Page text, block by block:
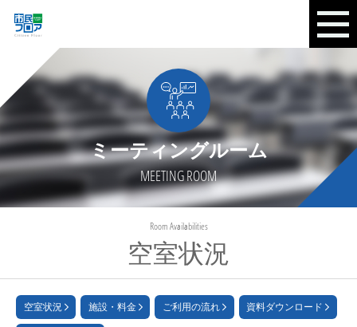
ミーティングルーム
MEETING ROOM
空室状況
Room Availabilities
空室状況 施設・料金 ご利用の流れ 資料ダウンロード